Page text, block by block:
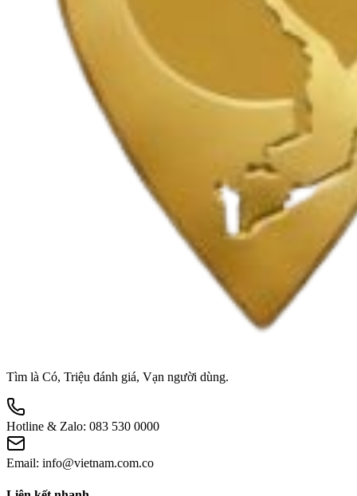
Tìm là Có, Triệu đánh giá, Vạn người dùng.
Hotline & Zalo: 083 530 0000
Email: info@vietnam.com.co